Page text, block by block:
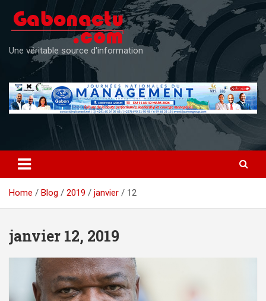
content
Une véritable source d'information
Home Blog 2019 janvier 12
janvier 12, 2019